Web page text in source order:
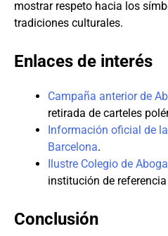
mostrar respeto hacia los
tradiciones culturales.
Enlaces de interés
Campaña anterior de
retirada de carteles
Información oficial de
Barcelona.
Ilustre Colegio de
institución de
Conclusión